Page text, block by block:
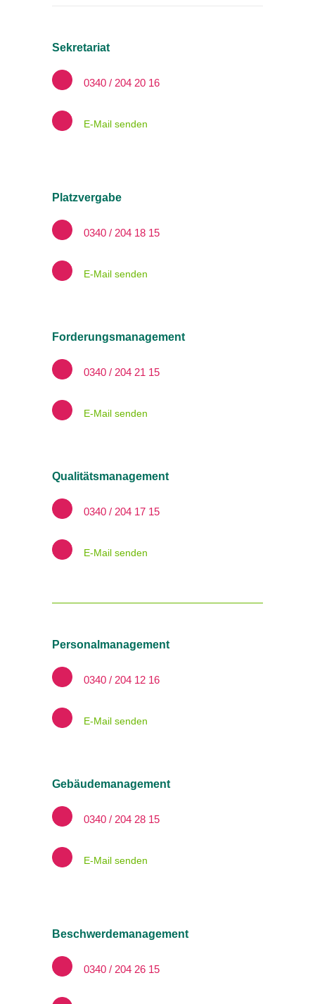
Sekretariat
0340 / 204 20 16
E-Mail senden
Platzvergabe
0340 / 204 18 15
E-Mail senden
Forderungsmanagement
0340 / 204 21 15
E-Mail senden
Qualitätsmanagement
0340 / 204 17 15
E-Mail senden
Personalmanagement
0340 / 204 12 16
E-Mail senden
Gebäudemanagement
0340 / 204 28 15
E-Mail senden
Beschwerdemanagement
0340 / 204 26 15